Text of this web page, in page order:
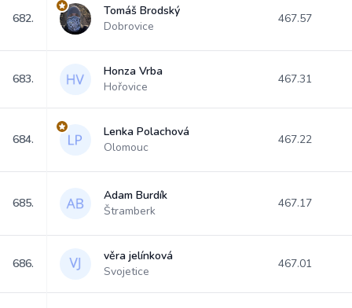
682.
Tomáš Brodský
Dobrovice
467.57
683.
Honza Vrba
Hořovice
467.31
684.
Lenka Polachová
Olomouc
467.22
685.
Adam Burdík
Štramberk
467.17
686.
věra jelínková
Svojetice
467.01